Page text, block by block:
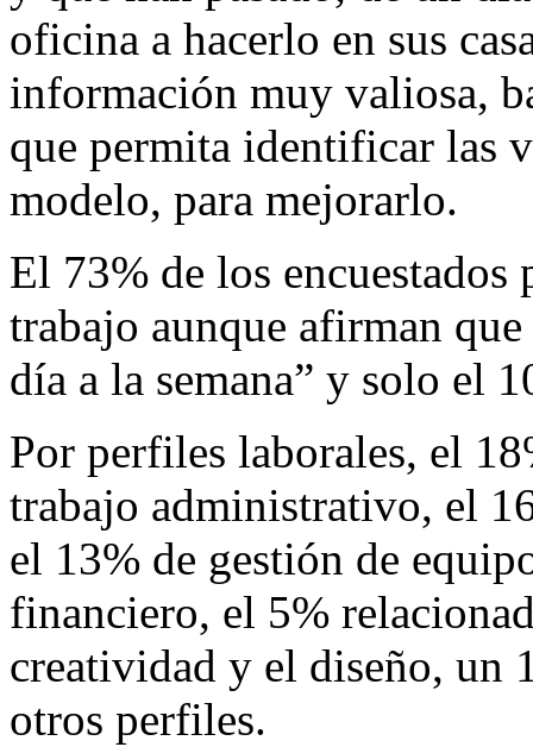
oficina a hacerlo en sus
información muy valiosa,
que permita identificar las
modelo, para mejorarlo.
El 73% de los
trabajo aunque afirman
día a la semana” y solo el
Por perfiles laborales, el
trabajo administrativo, el
el 13% de gestión de
financiero, el 5%
creatividad y el diseño, un
otros perfiles.